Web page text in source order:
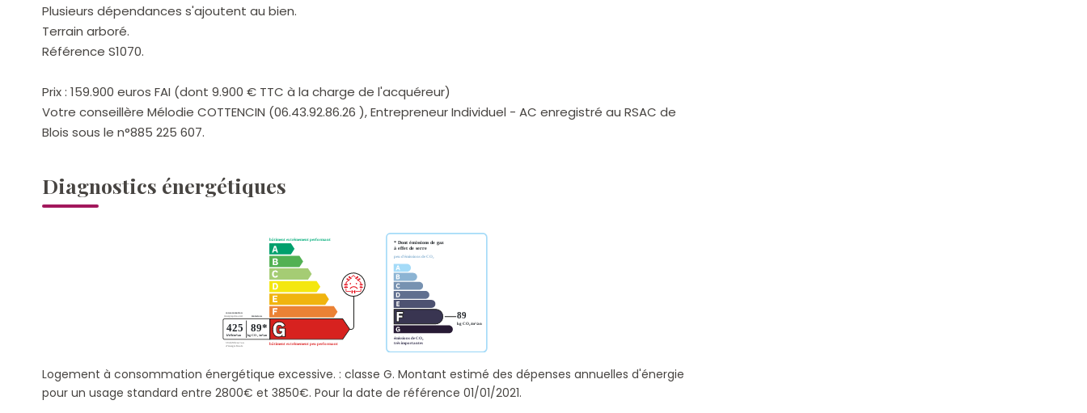
Plusieurs dépendances s'ajoutent au bien.
Terrain arboré.
Référence S1070.
Prix : 159.900 euros FAI (dont 9.900 € TTC à la charge de l'acquéreur)
Votre conseillère Mélodie COTTENCIN (06.43.92.86.26 ), Entrepreneur Individuel - AC enregistré au RSAC de
Blois sous le n°885 225 607.
Diagnostics énergétiques
Logement à consommation énergétique excessive. : classe G. Montant estimé des dépenses annuelles d'énergie
pour un usage standard entre 2800€ et 3850€. Pour la date de référence 01/01/2021.